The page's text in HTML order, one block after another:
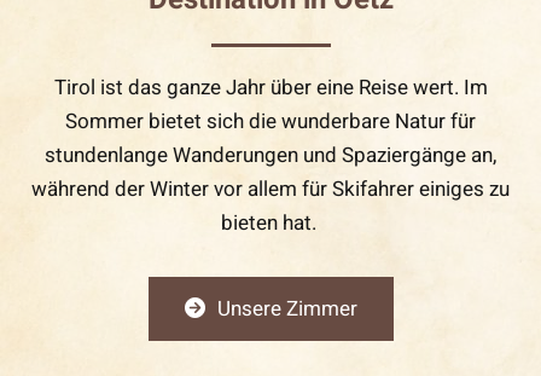
Tirol ist das ganze Jahr über eine Reise wert. Im
Sommer bietet sich die wunderbare Natur für
stundenlange Wanderungen und Spaziergänge an,
während der Winter vor allem für Skifahrer einiges zu
bieten hat.
Unsere Zimmer